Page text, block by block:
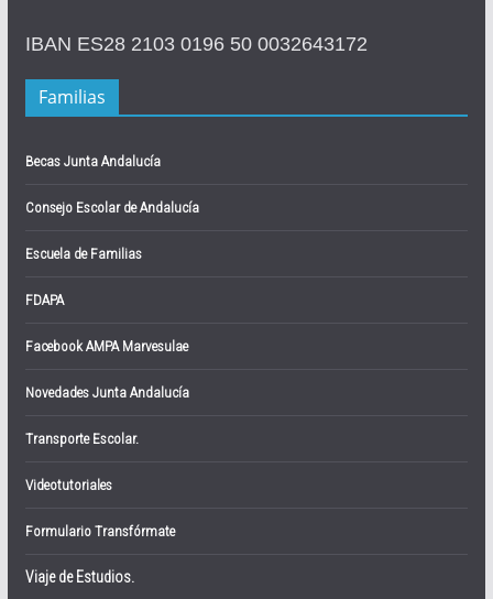
IBAN ES28 2103 0196 50 0032643172
Familias
Becas Junta Andalucía
Consejo Escolar de Andalucía
Escuela de Familias
FDAPA
Facebook AMPA Marvesulae
Novedades Junta Andalucía
Transporte Escolar.
Videotutoriales
Formulario Transfórmate
Viaje de Estudios.